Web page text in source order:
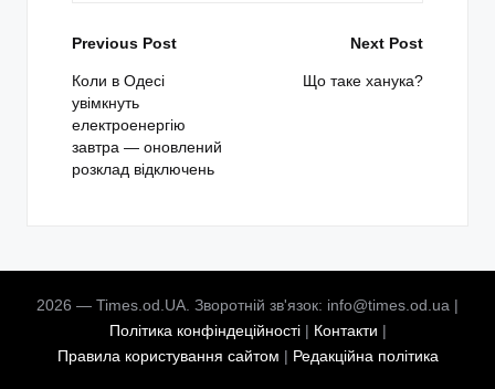
Post
navigation
Previous Post
Коли в Одесі
увімкнуть
електроенергію
завтра — оновлений
розклад відключень
Next Post
Що таке ханука?
2026 — Times.od.UA. Зворотній зв'язок: info@times.od.ua |
Політика конфіндеційності| Контакти |
Правила користування сайтом | Редакційна політика